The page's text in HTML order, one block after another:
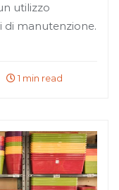
utilizzo
di manutenzione.
1 min read